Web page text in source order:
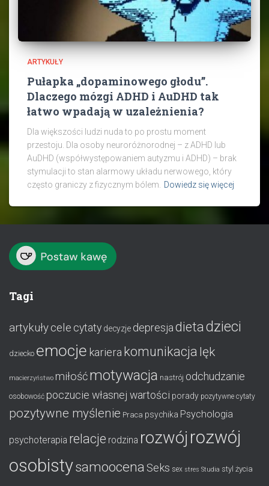
ARTYKUŁY
Pułapka „dopaminowego głodu”.
Dlaczego mózgi ADHD i AuDHD tak
łatwo wpadają w uzależnienia?
Dla większości ludzi nuda to po prostu moment
przestoju. Dla osoby neuroróżnorodnej – z ADHD lub
AuDHD (współwystępowaniem autyzmu i ADHD) – brak
stymulacji to stan alarmowy układu nerwowego, który
często graniczy z fizycznym bólem.
Dowiedz się więcej
Tagi
artykułycele cytaty decyzje depresja dietadzieci
dziecko emocje kariera komunikacja lęk
macierzyństwo miłośćmotywacja nastrój odchudzanie
osobowość poczucie własnej wartości porady pozytywne cytaty
pozytywne myślenie Praca psychika Psychologia
psychoterapia relacje rodzina rozwój rozwój
osobistysamoocena Seks sex stres Studia styl życia